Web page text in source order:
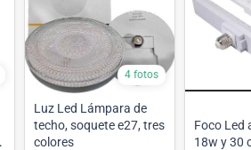
4 fotos
Luz Led Lámpara de
techo, soquete e27, tres
colores
Foco Led
18w y 30